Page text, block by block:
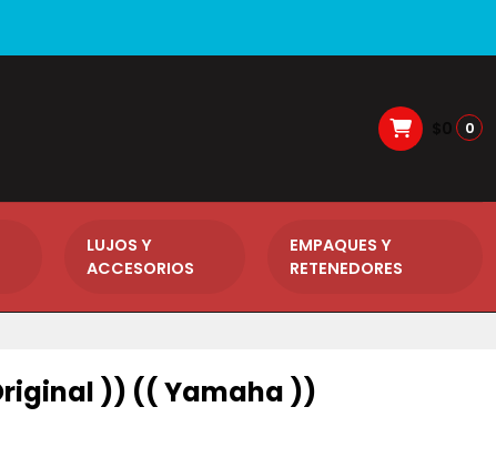
0
LUJOS Y
ACCESORIOS
EMPAQUES Y
RETENEDORES
)) (( Yamaha ))